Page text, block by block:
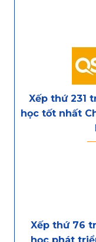
Xếp thứ 231
học tốt nhất
Xếp thứ 76